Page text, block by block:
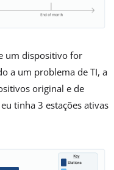
um dispositivo for
a um problema de TI, a
original e de
tinha 3 estações ativas